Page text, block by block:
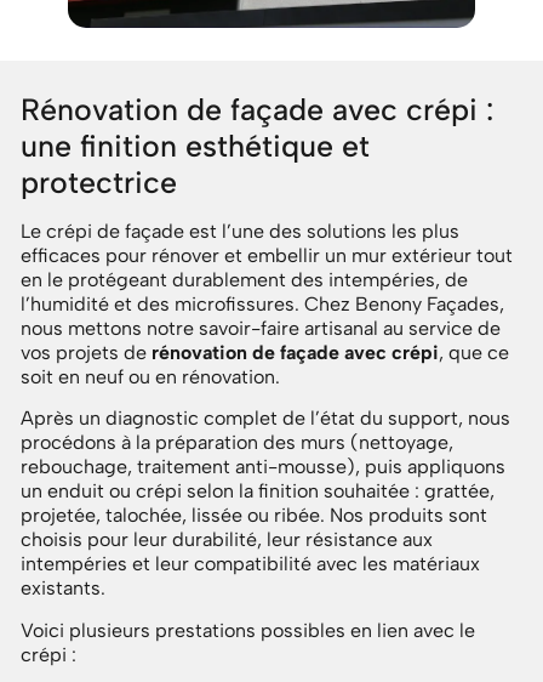
Rénovation de façade avec crépi :
une finition esthétique et
protectrice
Le crépi de façade est l’une des solutions les plus
efficaces pour rénover et embellir un mur extérieur tout
en le protégeant durablement des intempéries, de
l’humidité et des microfissures. Chez Benony Façades,
nous mettons notre savoir-faire artisanal au service de
vos projets de rénovation de façade avec crépi, que ce
soit en neuf ou en rénovation.
Après un diagnostic complet de l’état du support, nous
procédons à la préparation des murs (nettoyage,
rebouchage, traitement anti-mousse), puis appliquons
un enduit ou crépi selon la finition souhaitée : grattée,
projetée, talochée, lissée ou ribée. Nos produits sont
choisis pour leur durabilité, leur résistance aux
intempéries et leur compatibilité avec les matériaux
existants.
Voici plusieurs prestations possibles en lien avec le
crépi :